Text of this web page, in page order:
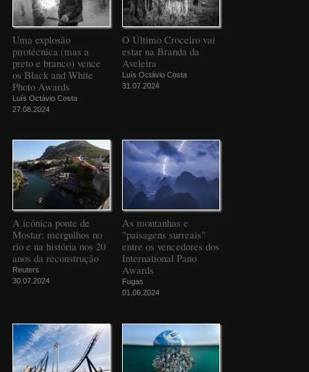
Uma explosão
pirotécnica (mas a
preto e branco) vence
os Black and White
Photo Awards
Luís Octávio Costa
27.08.2024
O Último Croceiro vai
estar na Branda da
Aveleira
Luís Octávio Costa
31.07.2024
A icónica ponte de
Mostar: mergulhos no
rio e na história nos 20
anos da reconstrução
Reuters
30.07.2024
As montanhas e
"paisagens surreais"
entre os vencedores dos
International Pano
Awards
Fugas
01.06.2024